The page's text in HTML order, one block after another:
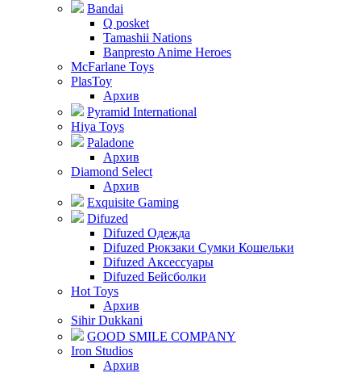
Bandai
Q posket
Tamashii Nations
Banpresto Anime Heroes
McFarlane Toys
PlasToy
Архив
Pyramid International
Hiya Toys
Paladone
Архив
Diamond Select
Архив
Exquisite Gaming
Difuzed
Difuzed Одежда
Difuzed Рюкзаки Сумки Кошельки
Difuzed Аксессуары
Difuzed Бейсболки
Hot Toys
Архив
Sihir Dukkani
GOOD SMILE COMPANY
Iron Studios
Архив